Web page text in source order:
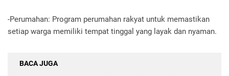
-Perumahan: Program perumahan rakyat untuk memastikan
setiap warga memiliki tempat tinggal yang layak dan nyaman.
BACA JUGA